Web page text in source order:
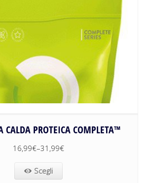
CALDA PROTEICA COMPLETA™
16,99€–31,99€
Scegli